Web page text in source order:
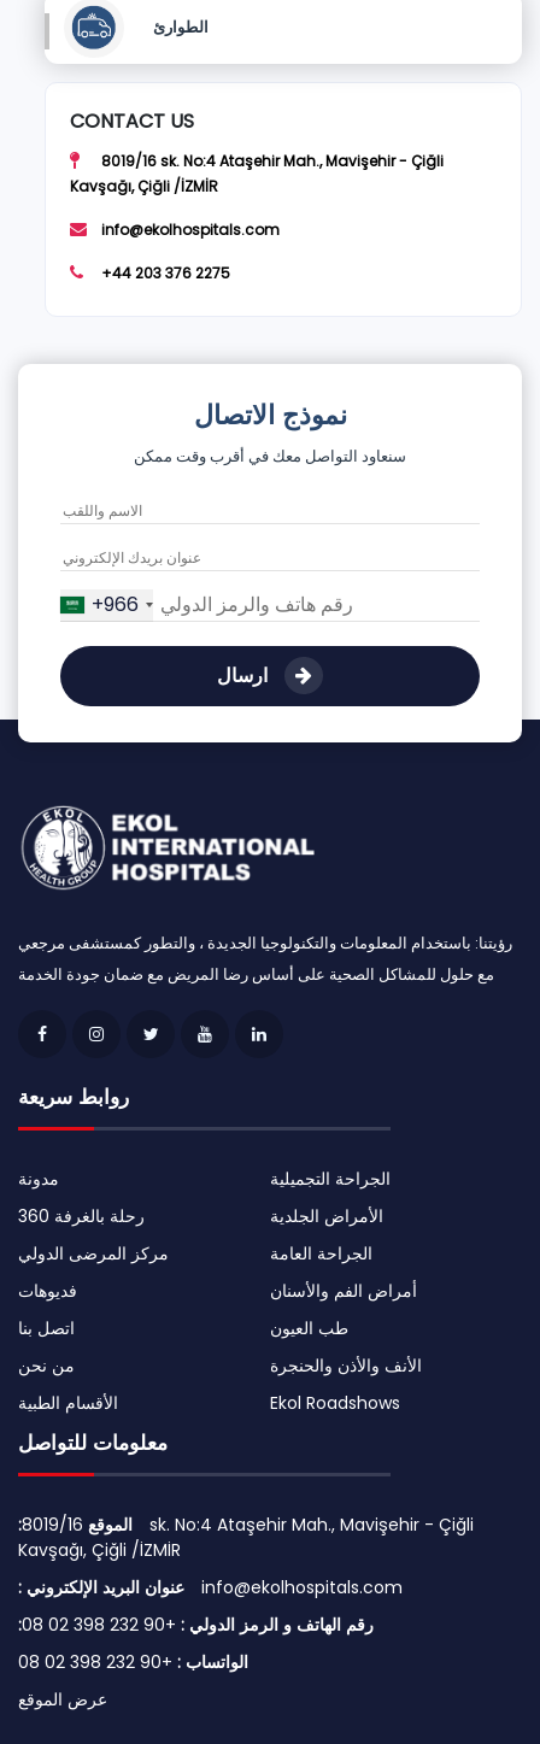
الطوارئ
CONTACT US
8019/16 sk. No:4 Ataşehir Mah., Mavişehir - Çiğli
Kavşağı, Çiğli /İZMİR
info@ekolhospitals.com
+44 203 376 2275
نموذج الاتصال
سنعاود التواصل معك في أقرب وقت ممكن
+966
رؤيتنا: باستخدام المعلومات والتكنولوجيا الجديدة ، والتطور كمستشفى مرجعي
مع حلول للمشاكل الصحية على أساس رضا المريض مع ضمان جودة الخدمة
روابط سريعة
مدونة
رحلة بالغرفة 360
مركز المرضى الدولي
فديوهات
اتصل بنا
من نحن
الأقسام الطبية
الجراحة التجميلية
الأمراض الجلدية
الجراحة العامة
أمراض الفم والأسنان
طب العيون
الأنف والأذن والحنجرة
Ekol Roadshows
معلومات للتواصل
:الموقع 8019/16 sk. No:4 Ataşehir Mah., Mavişehir - Çiğli
Kavşağı, Çiğli /İZMİR
info@ekolhospitals.com
:رقم الهاتف و الرمز الدولي : +90 232 398 02 08
الواتساب : +90 232 398 02 08
عرض الموقع